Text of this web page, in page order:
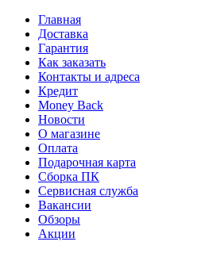
Главная
Доставка
Гарантия
Как заказать
Контакты и адреса
Кредит
Money Back
Новости
О магазине
Оплата
Подарочная карта
Сборка ПК
Сервисная служба
Вакансии
Обзоры
Акции